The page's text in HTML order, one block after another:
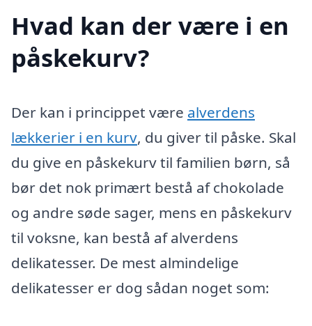
Hvad kan der være i en
påskekurv?
Der kan i princippet være alverdens
lækkerier i en kurv, du giver til påske. Skal
du give en påskekurv til familien børn, så
bør det nok primært bestå af chokolade
og andre søde sager, mens en påskekurv
til voksne, kan bestå af alverdens
delikatesser. De mest almindelige
delikatesser er dog sådan noget som: